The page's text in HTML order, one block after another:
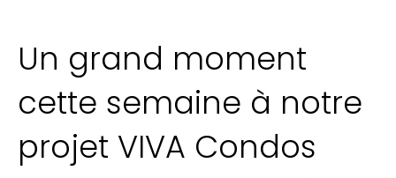
Un grand moment
cette semaine à notre
projet VIVA Condos